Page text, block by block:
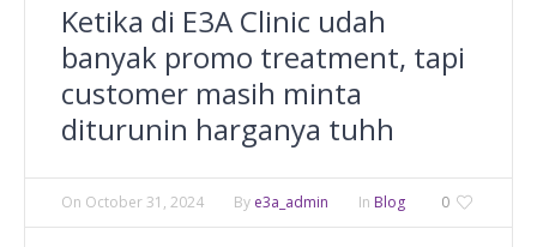
Ketika di E3A Clinic udah
banyak promo treatment, tapi
customer masih minta
diturunin harganya tuhh
0
On October 31, 2024 By e3a_admin In Blog